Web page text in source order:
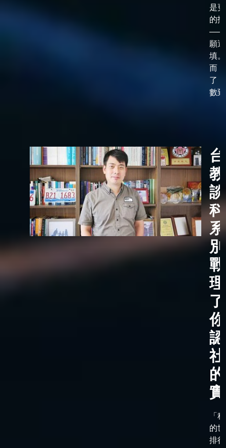
是
的
——
願選
填
而
了
數
科
實
「
的
排行